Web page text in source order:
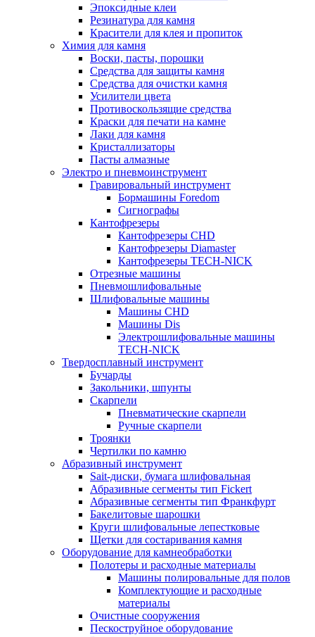
Эпоксидные клеи
Резинатура для камня
Красители для клея и пропиток
Химия для камня
Воски, пасты, порошки
Средства для защиты камня
Средства для очистки камня
Усилители цвета
Противоскользящие средства
Краски для печати на камне
Лаки для камня
Кристаллизаторы
Пасты алмазные
Электро и пневмоинструмент
Гравировальный инструмент
Бормашины Foredom
Сигнографы
Кантофрезеры
Кантофрезеры CHD
Кантофрезеры Diamaster
Кантофрезеры TECH-NICK
Отрезные машины
Пневмошлифовальные
Шлифовальные машины
Машины CHD
Машины Dis
Электрошлифовальные машины
TECH-NICK
Твердосплавный инструмент
Бучарды
Закольники, шпунты
Скарпели
Пневматические скарпели
Ручные скарпели
Троянки
Чертилки по камню
Абразивный инструмент
Sait-диски, бумага шлифовальная
Абразивные сегменты тип Fickert
Абразивные сегменты тип Франкфурт
Бакелитовые шарошки
Круги шлифовальные лепестковые
Щетки для состаривания камня
Оборудование для камнеобработки
Полотеры и расходные материалы
Машины полировальные для полов
Комплектующие и расходные
материалы
Очистные сооружения
Пескоструйное оборудование